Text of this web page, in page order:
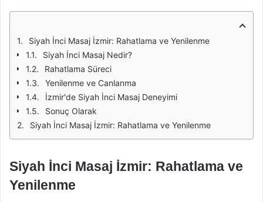
Siyah İnci Masaj İzmir: Rahatlama ve Yenilenme
Siyah İnci Masaj Nedir?
Rahatlama Süreci
Yenilenme ve Canlanma
İzmir'de Siyah İnci Masaj Deneyimi
Sonuç Olarak
Siyah İnci Masaj İzmir: Rahatlama ve Yenilenme
Siyah İnci Masaj İzmir: Rahatlama ve
Yenilenme